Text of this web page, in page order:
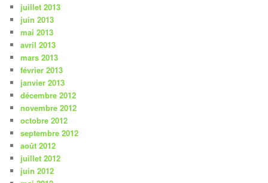
juillet 2013
juin 2013
mai 2013
avril 2013
mars 2013
février 2013
janvier 2013
décembre 2012
novembre 2012
octobre 2012
septembre 2012
août 2012
juillet 2012
juin 2012